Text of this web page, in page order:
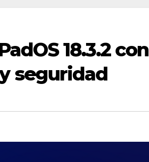
18.3.2 con
seguridad